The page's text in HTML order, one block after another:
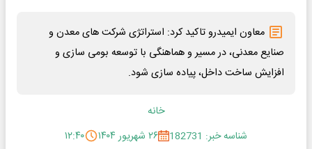
معاون ایمیدرو تاکید کرد: استراتژی شرکت های معدن و
صنایع معدنی، در مسیر و هماهنگی با توسعه بومی سازی و
افزایش ساخت داخل، پیاده سازی شود.
خانه
شناسه خبر: 182731
۲۶ شهریور ۱۴۰۴ ۱۲:۴۰